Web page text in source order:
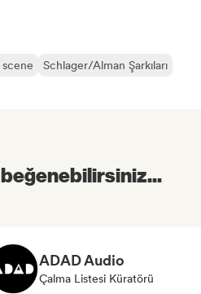
Schlager/Alman Şarkıları
ADAD Audio
Çalma Listesi Küratörü